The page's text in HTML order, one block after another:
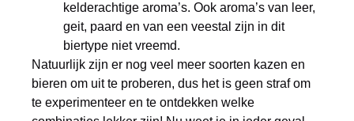
kelderachtige aroma’s. Ook aroma’s van leer,
geit, paard en van een veestal zijn in dit
biertype niet vreemd.
Natuurlijk zijn er nog veel meer soorten kazen en
bieren om uit te proberen, dus het is geen straf om
te experimenteer en te ontdekken welke